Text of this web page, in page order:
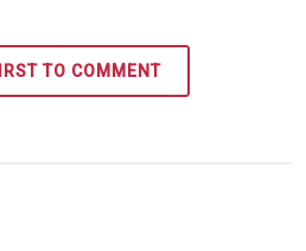
TO COMMENT